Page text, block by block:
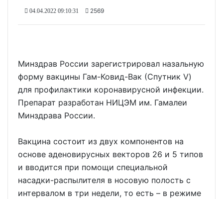
04.04.2022 09:10:31 2569
Минздрав России зарегистрировал назальную
форму вакцины Гам-Ковид-Вак (Спутник V)
для профилактики коронавирусной инфекции.
Препарат разработан НИЦЭМ им. Гамалеи
Минздрава России.
Вакцина состоит из двух компонентов на
основе аденовирусных векторов 26 и 5 типов
и вводится при помощи специальной
насадки-распылителя в носовую полость с
интервалом в три недели, то есть – в режиме